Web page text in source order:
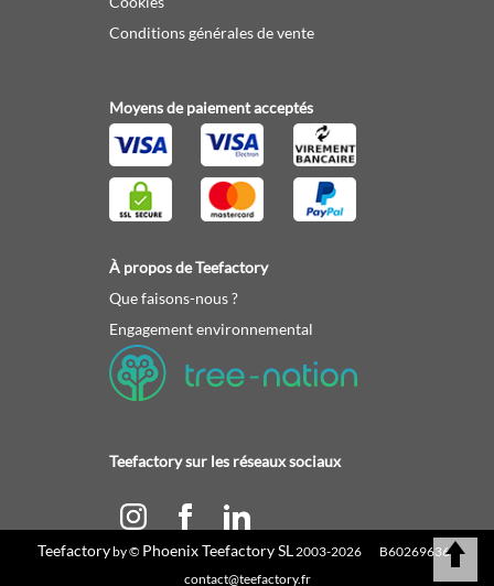
Calculez votre devis
Conditions générales de vente
Moyens de paiement acceptés
À propos de Teefactory
Que faisons-nous ?
Engagement environnemental
Teefactory sur les réseaux sociaux
Teefactoryby © Phoenix Teefactory SL2003-2026 B60269636 |
contact@teefactory.fr